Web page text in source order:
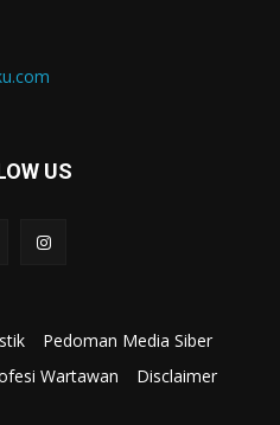
US
Pedoman Media Siber
Wartawan
Disclaimer